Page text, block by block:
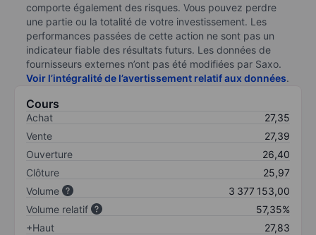
comporte également des risques. Vous pouvez perdre
une partie ou la totalité de votre investissement. Les
performances passées de cette action ne sont pas un
indicateur fiable des résultats futurs. Les données de
fournisseurs externes n’ont pas été modifiées par Saxo.
Voir l’intégralité de l’avertissement relatif aux données.
Cours
Achat
27,35
Vente
27,39
Ouverture
26,40
Clôture
25,97
Volume
3 377 153,00
Volume relatif
57,35%
+Haut
27,83